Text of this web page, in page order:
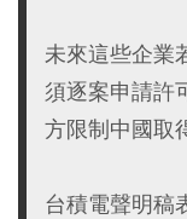
未來這些企業
須逐案申請許
方限制中國取
台積電聲明稿